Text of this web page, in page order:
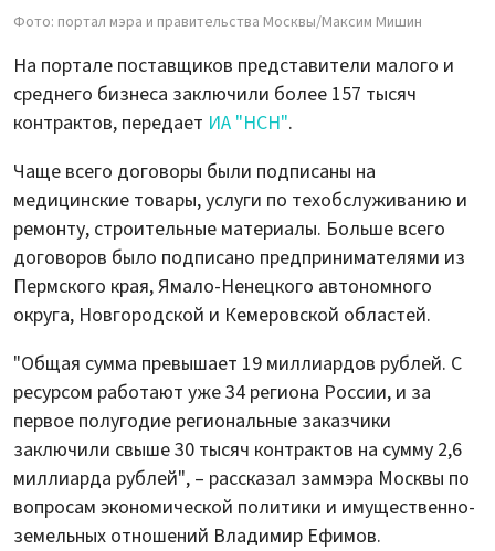
Фото: портал мэра и правительства Москвы/Максим Мишин
На портале поставщиков представители малого и
среднего бизнеса заключили более 157 тысяч
контрактов, передает ИА "НСН".
Чаще всего договоры были подписаны на
медицинские товары, услуги по техобслуживанию и
ремонту, строительные материалы. Больше всего
договоров было подписано предпринимателями из
Пермского края, Ямало-Ненецкого автономного
округа, Новгородской и Кемеровской областей.
"Общая сумма превышает 19 миллиардов рублей. С
ресурсом работают уже 34 региона России, и за
первое полугодие региональные заказчики
заключили свыше 30 тысяч контрактов на сумму 2,6
миллиарда рублей", – рассказал заммэра Москвы по
вопросам экономической политики и имущественно-
земельных отношений Владимир Ефимов.